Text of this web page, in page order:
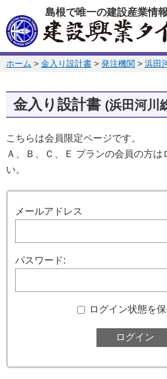
このページの本文へ
島根で唯一の建設産業情
このページの位置:
ホーム > 金入り設計書 > 発注機関 > 浜田
金入り設計書 (浜田河川
こちらは会員限定ページです。
Ａ、Ｂ、Ｃ、Ｅ プランの会員の方は
い。
メールアドレス
パスワード:
ログイン状態を